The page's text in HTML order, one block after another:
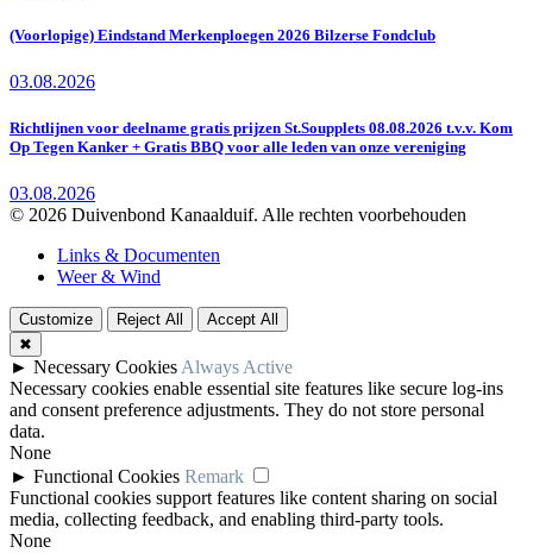
(Voorlopige) Eindstand Merkenploegen 2026 Bilzerse Fondclub
03.08.2026
Richtlijnen voor deelname gratis prijzen St.Soupplets 08.08.2026 t.v.v. Kom
Op Tegen Kanker + Gratis BBQ voor alle leden van onze vereniging
03.08.2026
© 2026 Duivenbond Kanaalduif. Alle rechten voorbehouden
Links & Documenten
Weer & Wind
Customize Reject All
Accept All
✖
► Necessary Cookies Always Active
Necessary cookies enable essential site features like secure log-ins
and consent preference adjustments. They do not store personal
data.
None
► Functional Cookies Remark
Functional cookies support features like content sharing on social
media, collecting feedback, and enabling third-party tools.
None